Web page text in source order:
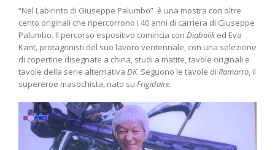
“Nel Labirinto di Giuseppe Palumbo” è una mostra con oltre
cento originali che ripercorrono i 40 anni di carriera di Giuseppe
Palumbo. Il percorso espositivo comincia con Diaboliked Eva
Kant, protagonisti del suo lavoro ventennale, con una selezione
di copertine disegnate a china, studi a matite, tavole originali e
tavole della serie alternativa DK. Seguono le tavole di Ramarro, il
supereroe masochista, nato su Frigidaire.